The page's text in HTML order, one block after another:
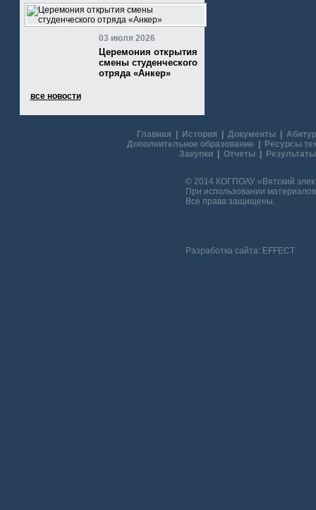
03 июля 2026
Церемония открытия
смены студенческого
отряда «Анкер»
все новости
Главная История Документы|
Дополнительное образование
Ресурсы
Закупки| Отчеты|
© 2014 КОГПОАУ «Вятский
При использовании
Все права защищены.
Разработка сайта: EFFECT